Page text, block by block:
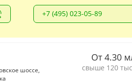
+7 (495) 023-05-89
От 4.30
свыше 120
шоссе